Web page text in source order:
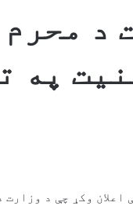
د
په
وکړ چې د